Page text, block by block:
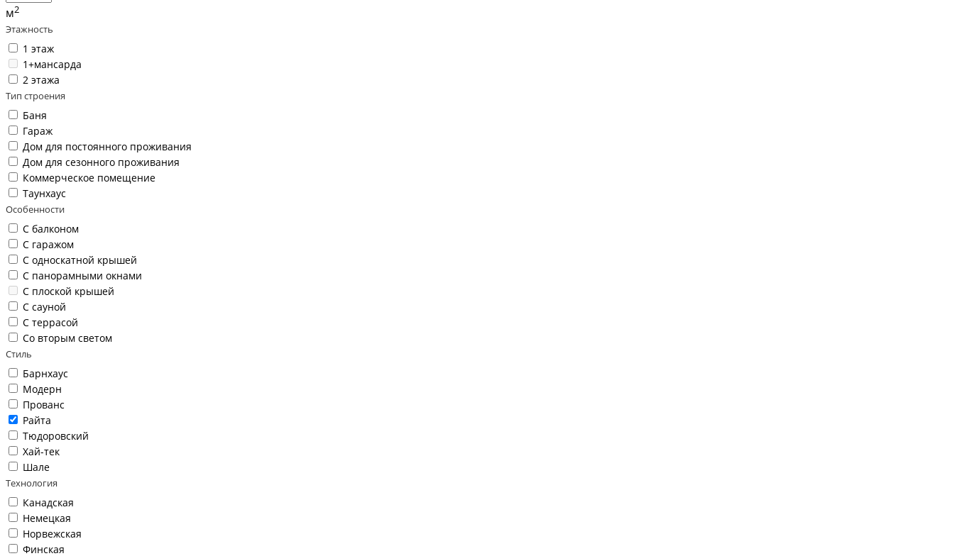
м2
Этажность
1 этаж
1+мансарда
2 этажа
Тип строения
Баня
Гараж
Дом для постоянного проживания
Дом для сезонного проживания
Коммерческое помещение
Таунхаус
Особенности
С балконом
С гаражом
С односкатной крышей
С панорамными окнами
С плоской крышей
С сауной
С террасой
Со вторым светом
Стиль
Барнхаус
Модерн
Прованс
Райта
Тюдоровский
Хай-тек
Шале
Технология
Канадская
Немецкая
Норвежская
Финская